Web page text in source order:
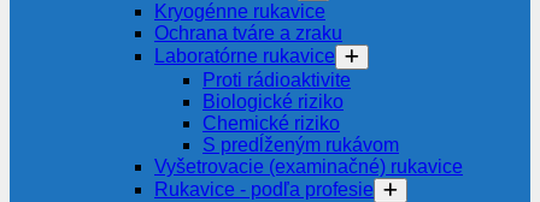
Kryogénne rukavice
Ochrana tváre a zraku
Laboratórne rukavice
Proti rádioaktivite
Biologické riziko
Chemické riziko
S predĺženým rukávom
Vyšetrovacie (examinačné) rukavice
Rukavice - podľa profesie